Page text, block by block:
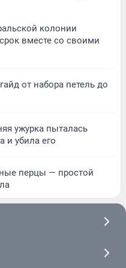
колонии
вместе со своими
от набора петель до
ужурка пыталась
и убила его
перцы — простой